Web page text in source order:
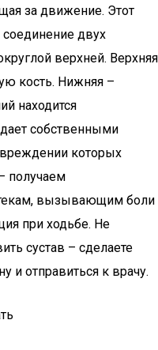
за движение. Этот
соединение двух
верхней. Верхняя
кость. Нижняя –
находится
собственными
которых
получаем
вызывающим боли
при ходьбе. Не
сустав – сделаете
и отправиться к врачу.